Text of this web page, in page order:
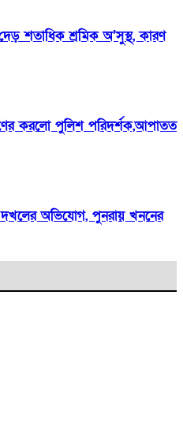
দেড় শতাধিক শ্রমিক অ’সুস্থ, কারণ
করলো পুলিশ পরিদর্শক,আপাতত
অভিযোগ, পুনরায় খননের